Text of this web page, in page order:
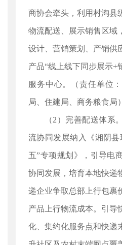
商协会牵头，利用村淘县
物流配送、展示销售区域
设计、营销策划、产销供
产品“线上线下同步展示+
服务中心。（责任单位
局、住建局、商务粮食局）
（2）完善配送体系
流协同发展纳入《湘阴
五”专项规划》，引导电
协同发展，培育本地快递
递企业争取总部上行包裹
产品上行物流成本。引导
化、集约化服务点和快递